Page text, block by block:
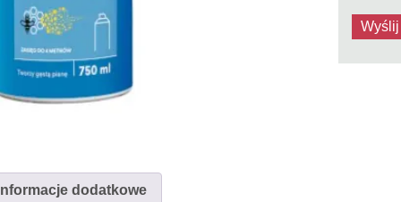
Informacje dodatkowe